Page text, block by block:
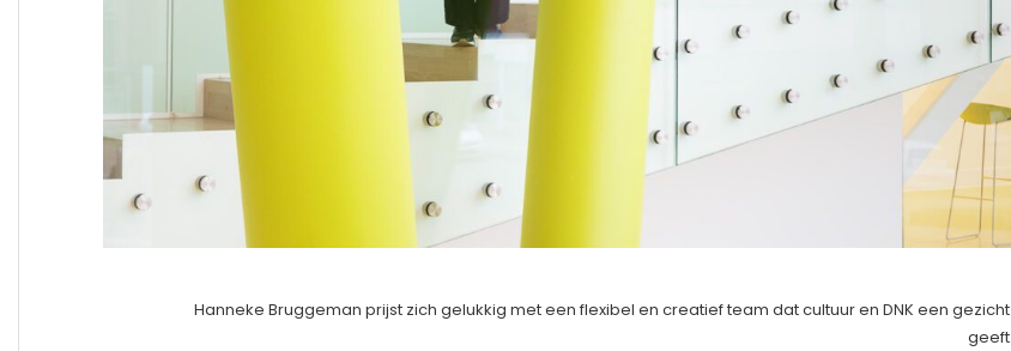
Hanneke Bruggeman prijst zich gelukkig met een flexibel en creatief team dat cultuur en DNK een gezicht
geeft